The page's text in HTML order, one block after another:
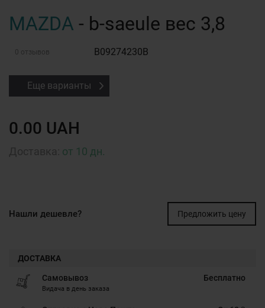
MAZDA - b-saeule вес 3,8
0 отзывов B09274230B
Еще варианты
0.00 UAH
от 10 дн.
Нашли дешевле? Предложить цену
ДОСТАВКА
Самовывоз
Видача в день заказа
Бесплатно